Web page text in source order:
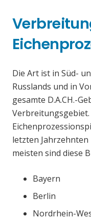
Die Art ist in Süd-
Russlands und in
gesamte D.A.CH.-
letzten
meisten sind diese
Bayern
Berlin
Nordrhein-